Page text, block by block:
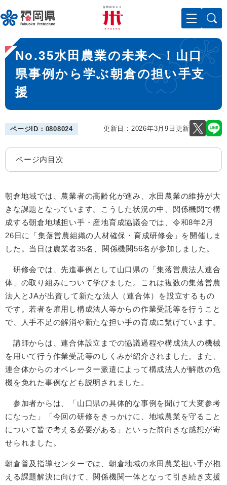
ー
ジ
先
頭
メニューを飛ばして本文へ
本
文
No.35水田農業の未来へ！山口
県事例から学ぶ朝倉の担い手支
援
ページID：0808024 更新日：2026年3月9日更新
ページ内目次
朝倉地域では、農業者の高齢化が進み、水田農業の維持が大
きな課題となっています。こうした状況の中、関係機関で構
成する朝倉地域担い手・産地育成協議会では、令和8年2月
26日に「集落営農組織の人材確保・育成研修会」を開催しま
した。当日は農業者35名、関係機関56名が参加しました。
研修会では、先進事例として山口県の「集落営農法人連合
体」の取り組みについて学びました。これは複数の集落営農
法人とJAが出資して新たな法人（連合体）を設立するもの
です。若者を雇用し構成法人等からの作業受託等を行うこと
で、人手不足の解消や新たな担い手の育成に繋げています。
講師からは、連合体設立までの協議過程や構成法人の機械
を用いて行う作業受託等のしくみが紹介されました。また、
連合体からのオペレーター派遣によって構成法人が解散の危
機を免れた事例なども説明されました。
参加者からは、「山口県の具体的な事例を聞けて大変参考
になった」「今回の研修をきっかけに、地域農業を守ること
について皆で考える必要がある」といった前向きな感想が寄
せられました。
朝倉普及指導センターでは、朝倉地域の水田農業担い手が抱
える課題解決に向けて、関係機関一体となって引き続き支援